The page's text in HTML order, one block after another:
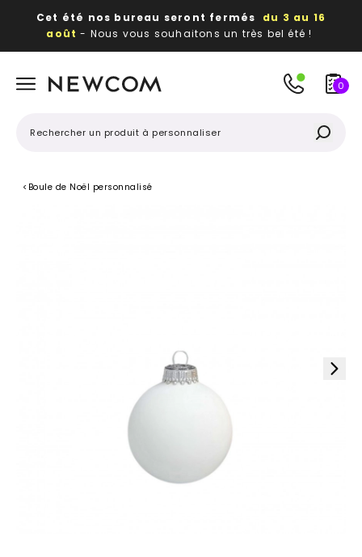
Cet été nos bureau seront fermés du 3 au 16
août - Nous vous souhaitons un très bel été !
publicitaires
0
< Boule de Noël personnalisé